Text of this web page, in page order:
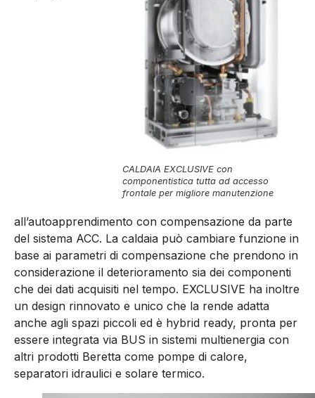
CALDAIA EXCLUSIVE con
componentistica tutta ad accesso
frontale per migliore manutenzione
all’autoapprendimento con compensazione da parte
del sistema ACC. La caldaia può cambiare funzione in
base ai parametri di compensazione che prendono in
considerazione il deterioramento sia dei componenti
che dei dati acquisiti nel tempo. EXCLUSIVE ha inoltre
un design rinnovato e unico che la rende adatta
anche agli spazi piccoli ed è hybrid ready, pronta per
essere integrata via BUS in sistemi multienergia con
altri prodotti Beretta come pompe di calore,
separatori idraulici e solare termico.